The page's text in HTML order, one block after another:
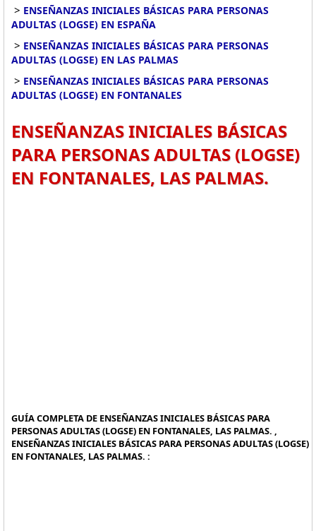
> ENSEÑANZAS INICIALES BÁSICAS PARA PERSONAS
ADULTAS (LOGSE) EN ESPAÑA
> ENSEÑANZAS INICIALES BÁSICAS PARA PERSONAS
ADULTAS (LOGSE) EN LAS PALMAS
> ENSEÑANZAS INICIALES BÁSICAS PARA PERSONAS
ADULTAS (LOGSE) EN FONTANALES
ENSEÑANZAS INICIALES BÁSICAS
PARA PERSONAS ADULTAS (LOGSE)
EN FONTANALES, LAS PALMAS.
GUÍA COMPLETA DE ENSEÑANZAS INICIALES BÁSICAS PARA
PERSONAS ADULTAS (LOGSE) EN FONTANALES, LAS PALMAS. ,
ENSEÑANZAS INICIALES BÁSICAS PARA PERSONAS ADULTAS (LOGSE)
EN FONTANALES, LAS PALMAS. :